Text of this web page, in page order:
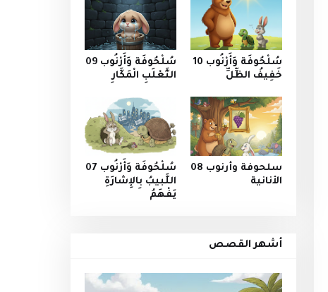
سُلْحُوفَة وَأَرْنُوب 10
خَفِيفُ الظِّلِّ
سُلْحُوفَة وَأَرْنُوب 09
الثَّعْلَبِ الْمَكَّارِ
سلحوفة وأرنوب 08
الأنانية
سُلْحُوفَة وَأَرْنُوب 07
اللَّبيبُ بِالإِشارَةِ
يَفْهَمُ
أشهر القصص